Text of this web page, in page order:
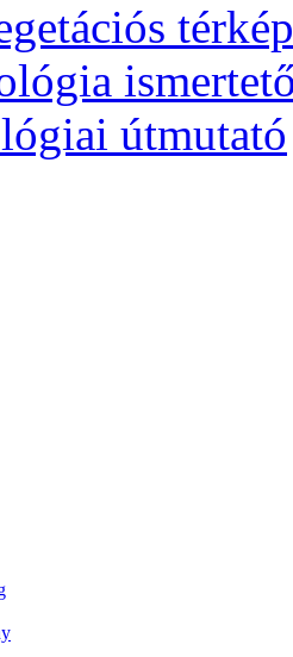
útmutató